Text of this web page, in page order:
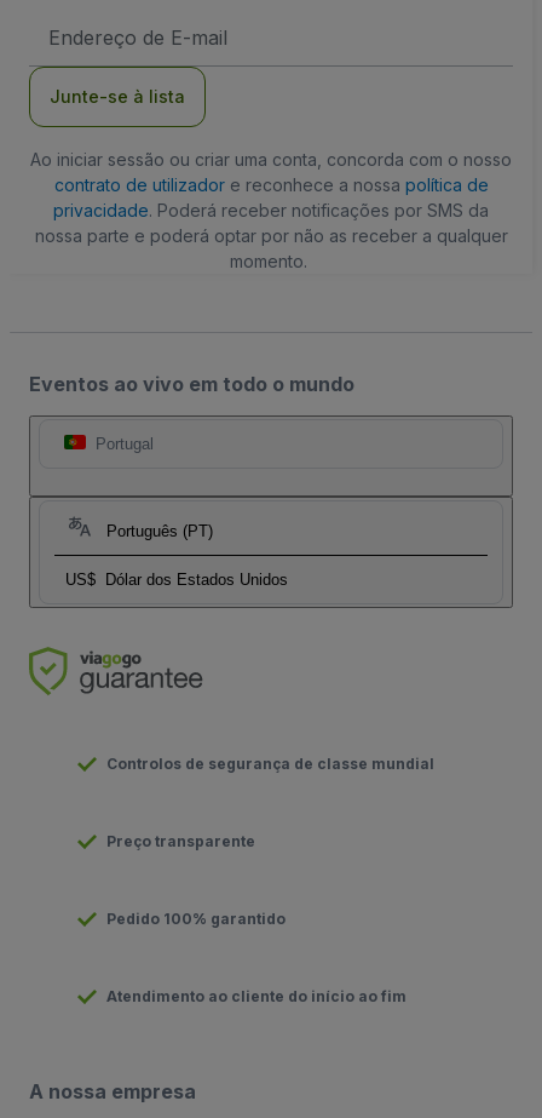
de
Junte-se à lista
Ao iniciar sessão ou criar uma conta, concorda com o nosso
contrato de utilizadore reconhece a nossa política de
privacidade. Poderá receber notificações por SMS da
nossa parte e poderá optar por não as receber a qualquer
momento.
Eventos ao vivo em todo o mundo
Portugal
Português (PT)
US$ Dólar dos Estados Unidos
Controlos de segurança de classe mundial
Preço transparente
Pedido 100% garantido
Atendimento ao cliente do início ao fim
A nossa empresa